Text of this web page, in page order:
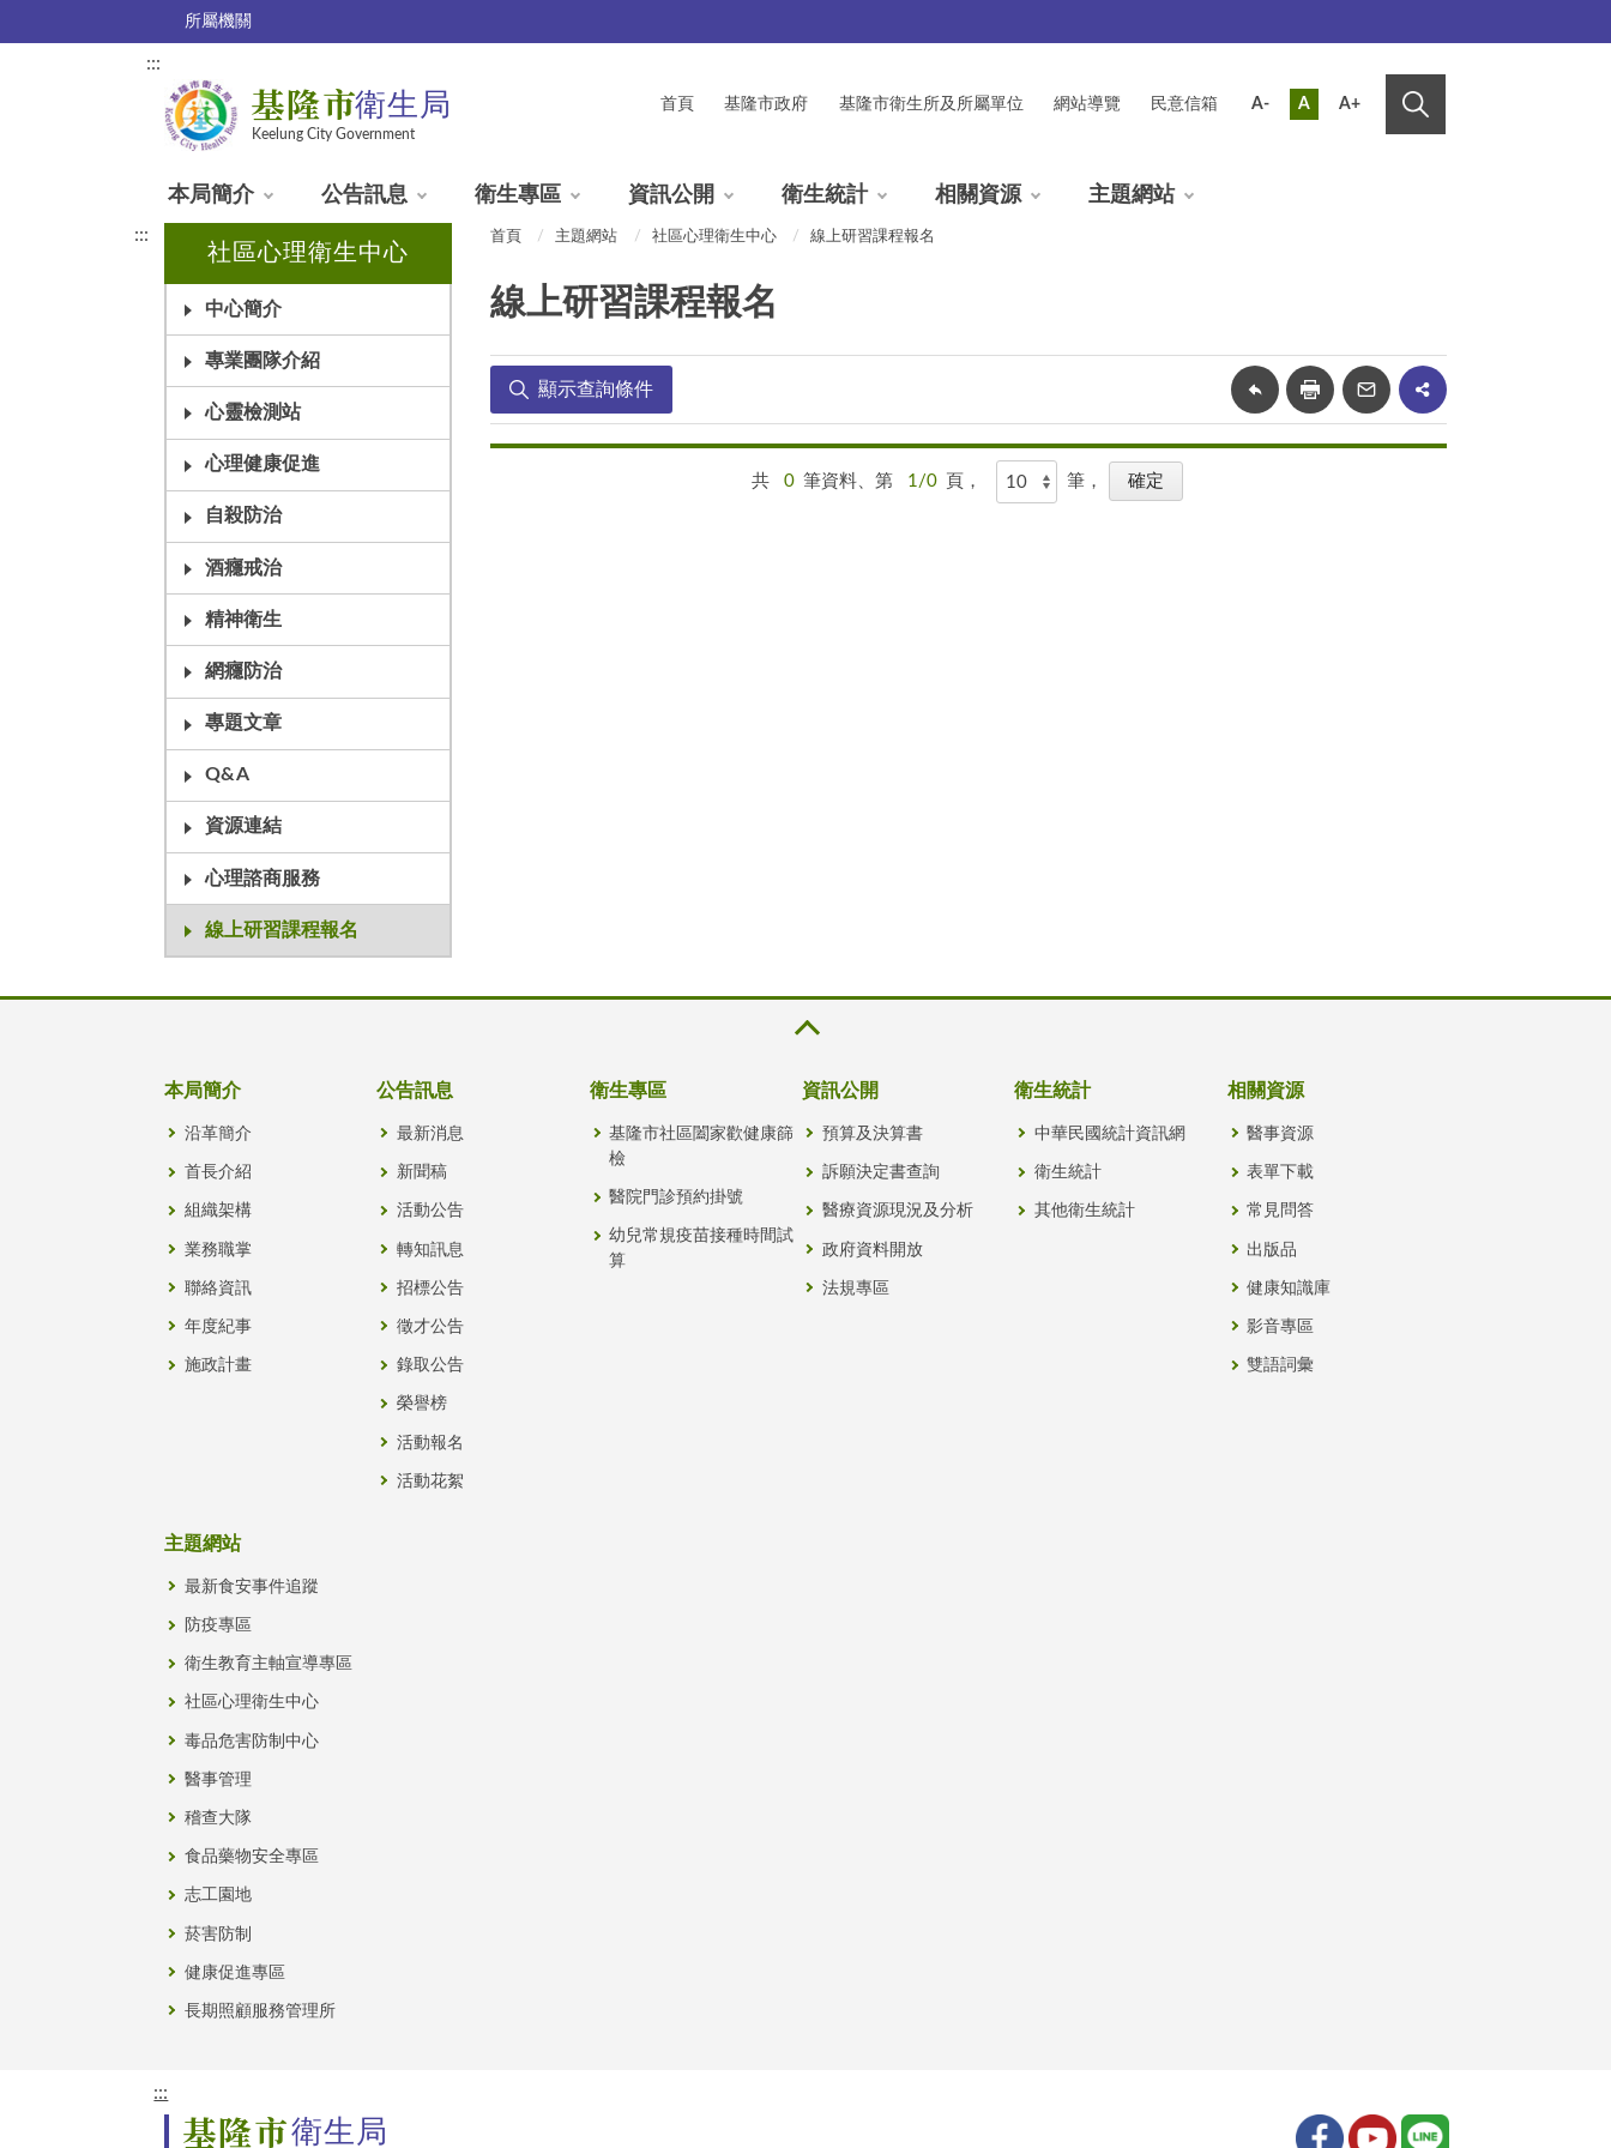
所屬機關
:::
基隆市衛生局
Keelung City Government
首頁 基隆市政府 基隆市衛生所及所屬單位 網站導覽 民意信箱 A- A A+
本局簡介 公告訊息 衛生專區 資訊公開 衛生統計 相關資源 主題網站
:::
社區心理衛生中心
中心簡介
專業團隊介紹
心靈檢測站
心理健康促進
自殺防治
酒癮戒治
精神衛生
網癮防治
專題文章
Q&A
資源連結
心理諮商服務
線上研習課程報名
首頁 主題網站 社區心理衛生中心 線上研習課程報名
線上研習課程報名
顯示查詢條件
共 0 筆資料、第 1/0 頁， 筆，
本局簡介
沿革簡介
首長介紹
組織架構
業務職掌
聯絡資訊
年度紀事
施政計畫
公告訊息
最新消息
新聞稿
活動公告
轉知訊息
招標公告
徵才公告
錄取公告
榮譽榜
活動報名
活動花絮
衛生專區
基隆市社區闔家歡健康篩
檢
醫院門診預約掛號
幼兒常規疫苗接種時間試
算
資訊公開
預算及決算書
訴願決定書查詢
醫療資源現況及分析
政府資料開放
法規專區
衛生統計
中華民國統計資訊網
衛生統計
其他衛生統計
相關資源
醫事資源
表單下載
常見問答
出版品
健康知識庫
影音專區
雙語詞彙
主題網站
最新食安事件追蹤
防疫專區
衛生教育主軸宣導專區
社區心理衛生中心
毒品危害防制中心
醫事管理
稽查大隊
食品藥物安全專區
志工園地
菸害防制
健康促進專區
長期照顧服務管理所
:::
基隆市衛生局